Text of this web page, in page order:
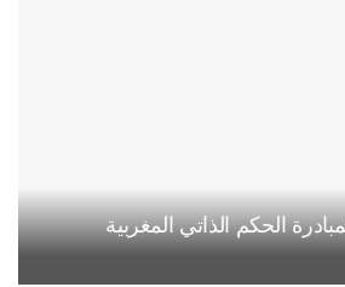
الحكم الذاتي المغربية